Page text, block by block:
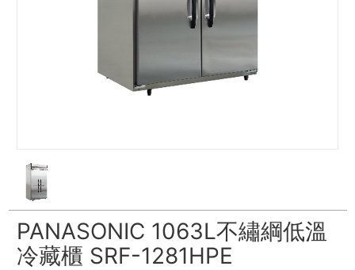
PANASONIC 1063L不繡綱低溫
冷藏櫃 SRF-1281HPE